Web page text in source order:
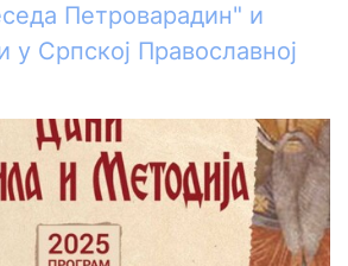
Петроварадин" и
у Српској Православној